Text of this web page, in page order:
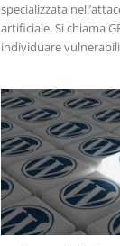
specializzata
artificiale. Si chiama
individuare